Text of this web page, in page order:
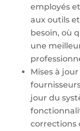
employés
aux outils
besoin, où
une
Mises à
jour du
corrections